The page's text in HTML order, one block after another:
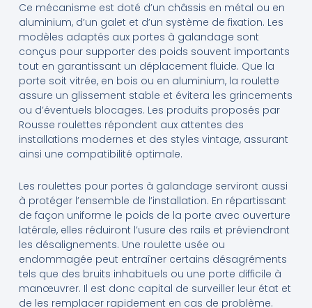
Ce mécanisme est doté d’un châssis en métal ou en
aluminium, d’un galet et d’un système de fixation. Les
modèles adaptés aux portes à galandage sont
conçus pour supporter des poids souvent importants
tout en garantissant un déplacement fluide. Que la
porte soit vitrée, en bois ou en aluminium, la roulette
assure un glissement stable et évitera les grincements
ou d’éventuels blocages. Les produits proposés par
Rousse roulettes répondent aux attentes des
installations modernes et des styles vintage, assurant
ainsi une compatibilité optimale.
Les roulettes pour portes à galandage serviront aussi
à protéger l’ensemble de l’installation. En répartissant
de façon uniforme le poids de la porte avec ouverture
latérale, elles réduiront l’usure des rails et préviendront
les désalignements. Une roulette usée ou
endommagée peut entraîner certains désagréments
tels que des bruits inhabituels ou une porte difficile à
manœuvrer. Il est donc capital de surveiller leur état et
de les remplacer rapidement en cas de problème.